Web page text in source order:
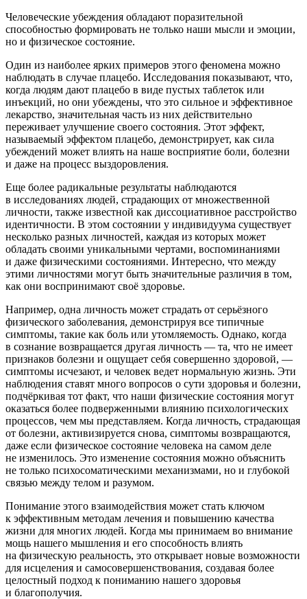
Человеческие убеждения обладают поразительной
способностью формировать не только наши мысли и эмоции,
но и физическое состояние.
Один из наиболее ярких примеров этого феномена можно
наблюдать в случае плацебо. Исследования показывают, что,
когда людям дают плацебо в виде пустых таблеток или
инъекций, но они убеждены, что это сильное и эффективное
лекарство, значительная часть из них действительно
переживает улучшение своего состояния. Этот эффект,
называемый эффектом плацебо, демонстрирует, как сила
убеждений может влиять на наше восприятие боли, болезни
и даже на процесс выздоровления.
Еще более радикальные результаты наблюдаются
в исследованиях людей, страдающих от множественной
личности, также известной как диссоциативное расстройство
идентичности. В этом состоянии у индивидуума существует
несколько разных личностей, каждая из которых может
обладать своими уникальными чертами, воспоминаниями
и даже физическими состояниями. Интересно, что между
этими личностями могут быть значительные различия в том,
как они воспринимают своё здоровье.
Например, одна личность может страдать от серьёзного
физического заболевания, демонстрируя все типичные
симптомы, такие как боль или утомляемость. Однако, когда
в сознание возвращается другая личность — та, что не имеет
признаков болезни и ощущает себя совершенно здоровой, —
симптомы исчезают, и человек ведет нормальную жизнь. Эти
наблюдения ставят много вопросов о сути здоровья и болезни,
подчёркивая тот факт, что наши физические состояния могут
оказаться более подверженными влиянию психологических
процессов, чем мы представляем. Когда личность, страдающая
от болезни, активизируется снова, симптомы возвращаются,
даже если физическое состояние человека на самом деле
не изменилось. Это изменение состояния можно объяснить
не только психосоматическими механизмами, но и глубокой
связью между телом и разумом.
Понимание этого взаимодействия может стать ключом
к эффективным методам лечения и повышению качества
жизни для многих людей. Когда мы принимаем во внимание
мощь нашего мышления и его способность влиять
на физическую реальность, это открывает новые возможности
для исцеления и самосовершенствования, создавая более
целостный подход к пониманию нашего здоровья
и благополучия.